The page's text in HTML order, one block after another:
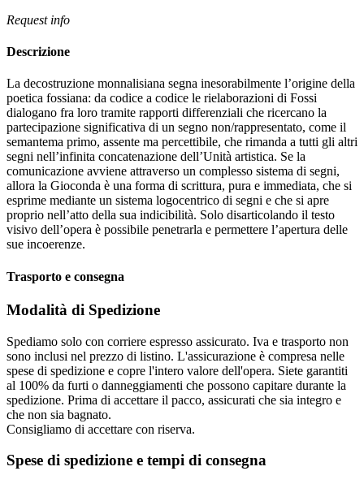
Request info
Descrizione
La decostruzione monnalisiana segna inesorabilmente l’origine della
poetica fossiana: da codice a codice le rielaborazioni di Fossi
dialogano fra loro tramite rapporti differenziali che ricercano la
partecipazione significativa di un segno non/rappresentato, come il
semantema primo, assente ma percettibile, che rimanda a tutti gli altri
segni nell’infinita concatenazione dell’Unità artistica. Se la
comunicazione avviene attraverso un complesso sistema di segni,
allora la Gioconda è una forma di scrittura, pura e immediata, che si
esprime mediante un sistema logocentrico di segni e che si apre
proprio nell’atto della sua indicibilità. Solo disarticolando il testo
visivo dell’opera è possibile penetrarla e permettere l’apertura delle
sue incoerenze.
Trasporto e consegna
Modalità di Spedizione
Spediamo solo con corriere espresso assicurato. Iva e trasporto non
sono inclusi nel prezzo di listino. L'assicurazione è compresa nelle
spese di spedizione e copre l'intero valore dell'opera. Siete garantiti
al 100% da furti o danneggiamenti che possono capitare durante la
spedizione. Prima di accettare il pacco, assicurati che sia integro e
che non sia bagnato.
Consigliamo di accettare con riserva.
Spese di spedizione e tempi di consegna